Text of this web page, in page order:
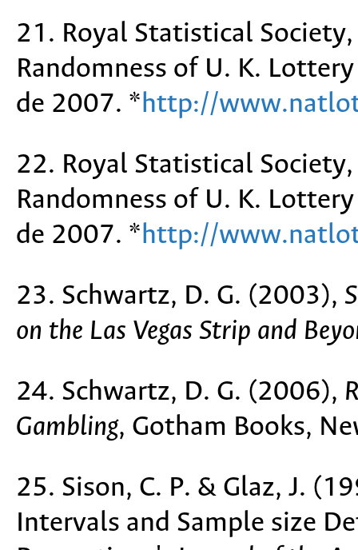
21. Royal Statistical
Randomness of U. K.
de 2007. *http://
22. Royal Statistical
Randomness of U. K.
de 2007. *http://
23. Schwartz, D. G. (2003),
on the Las Vegas Strip and
24. Schwartz, D. G. (2006),
Gambling, Gotham Books,
25. Sison, C. P. & Glaz, J.
Intervals and Sample size